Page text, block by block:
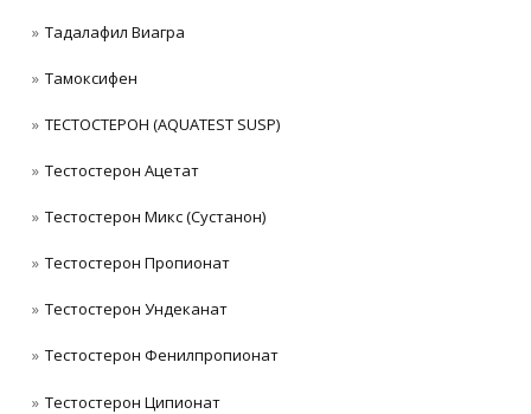
Тадалафил Виагра
Тамоксифен
ТЕСТОСТЕРОН (AQUATEST SUSP)
Тестостерон Ацетат
Тестостерон Микс (Сустанон)
Тестостерон Пропионат
Тестостерон Ундеканат
Тестостерон Фенилпропионат
Тестостерон Ципионат